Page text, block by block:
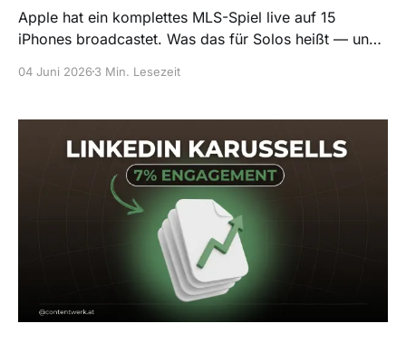
Apple hat ein komplettes MLS-Spiel live auf 15
iPhones broadcastet. Was das für Solos heißt — und
04 Juni 20263 Min. Lesezeit